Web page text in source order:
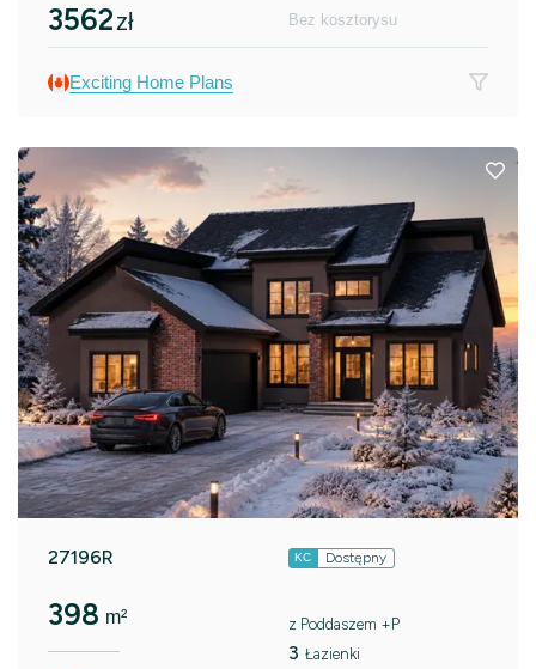
3562zł Bez kosztorysu
Exciting Home Plans
27196R KC Dostępny
398 m² z Poddaszem +P
3 Łazienki